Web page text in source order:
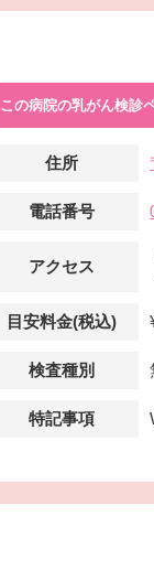
この病院の乳がん検診
住所
電話番号
アクセス
目安料金(税込)
検査種別
特記事項